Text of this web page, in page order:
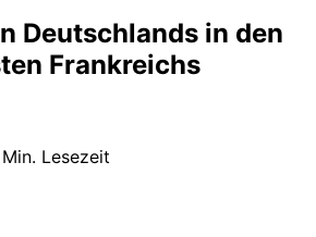
Deutschlands in den
Frankreichs
Lesezeit